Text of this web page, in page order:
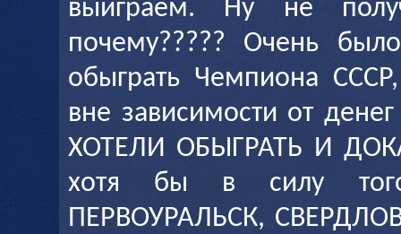
выиграем. Ну не
почему????? Очень
обыграть Чемпиона
вне зависимости от
ХОТЕЛИ ОБЫГРАТЬ И
хотя бы в силу
ПЕРВОУРАЛЬСК,